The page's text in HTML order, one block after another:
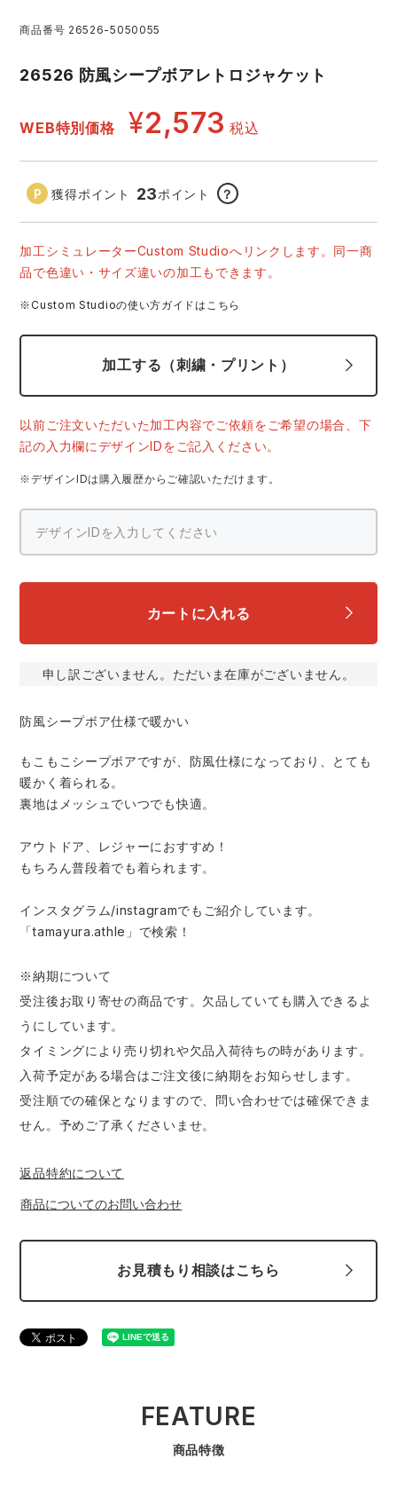
ファン付き作業着・空調服
電熱ウェア・ヒートウェア
ネーム刺繍・プリント加工対象商品
作業着
ニット
カジュアル
アタックベース サンエス
中塚被服 イーブンリバー
スターライト工業 東洋物産工業
藤井電工
福山ゴム工業 ビッグボーン商事株式会社
商品番号 26526-5050055
26526 防風シープボアレトロジャケット
WEB特別価格 ¥2,573 税込
獲得ポイント 23ポイント ？
加工シミュレーターCustom Studioへリンクします。同一商
品で色違い・サイズ違いの加工もできます。
※Custom Studioの使い方ガイドはこちら
加工する（刺繍・プリント）
以前ご注文いただいた加工内容でご依頼をご希望の場合、下
記の入力欄にデザインIDをご記入ください。
※デザインIDは購入履歴からご確認いただけます。
カートに入れる
申し訳ございません。ただいま在庫がございません。
防風シープボア仕様で暖かい
もこもこシープボアですが、防風仕様になっており、とても
暖かく着られる。
裏地はメッシュでいつでも快適。
アウトドア、レジャーにおすすめ！
もちろん普段着でも着られます。
インスタグラム/instagramでもご紹介しています。
「tamayura.athle」で検索！
※納期について
受注後お取り寄せの商品です。欠品していても購入できるよ
うにしています。
タイミングにより売り切れや欠品入荷待ちの時があります。
入荷予定がある場合はご注文後に納期をお知らせします。
受注順での確保となりますので、問い合わせでは確保できま
せん。予めご了承くださいませ。
返品特約について
商品についてのお問い合わせ
お見積もり相談はこちら
FEATURE
商品特徴